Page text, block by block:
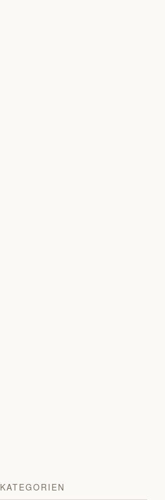
KATEGORIEN